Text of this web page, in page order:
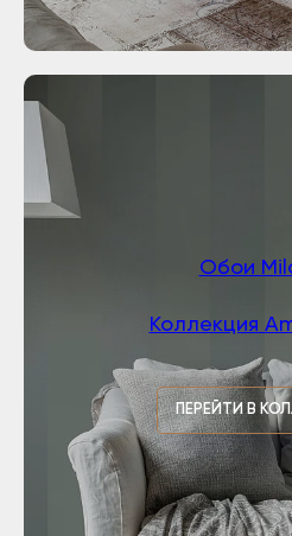
Обои
Коллекция
ПЕРЕЙТИ В